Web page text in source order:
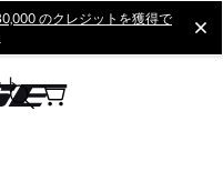
のクレジットを獲得で